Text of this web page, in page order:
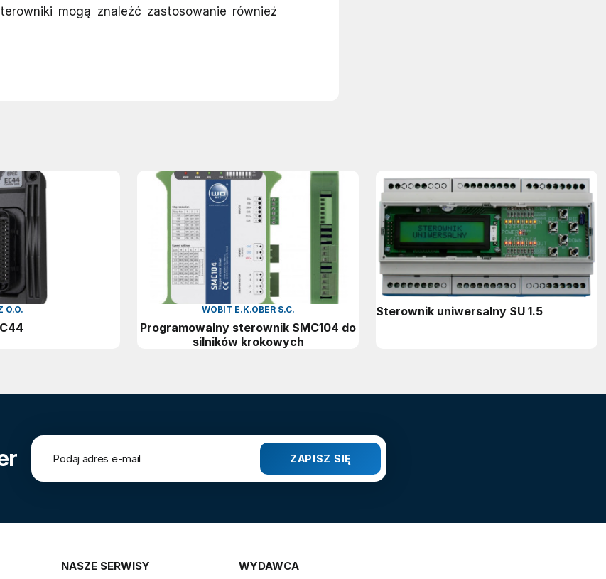
mogą znaleźć zastosowanie również
O.O. WOBIT E.K.OBER S.C.
Programowalny sterownik SMC104 do
silników krokowych
Sterownik uniwersalny SU 1.5
NASZE SERWISY WYDAWCA